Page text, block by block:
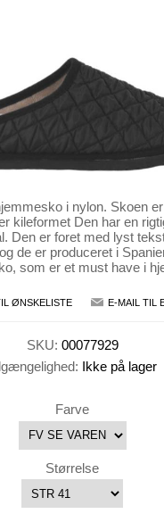
i nylon. Skoen
kileformet Den har en
Den er foret med lyst
de er produceret i
som er et must have i
ØNSKELISTE E-MAIL TIL
SKU: 00077929
Ikke på lager
Farve
Størrelse